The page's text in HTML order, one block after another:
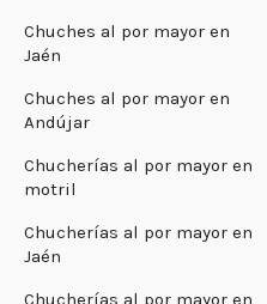
Chuches al por mayor en
Jaén
Chuches al por mayor en
Andújar
Chucherías al por mayor en
motril
Chucherías al por mayor en
Jaén
Chucherías al por mayor en